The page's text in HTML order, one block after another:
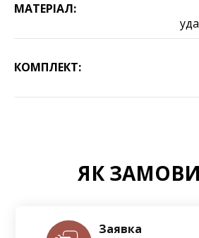
МАТЕРІАЛ:
КОМПЛЕКТ:
ЯК
Заявка